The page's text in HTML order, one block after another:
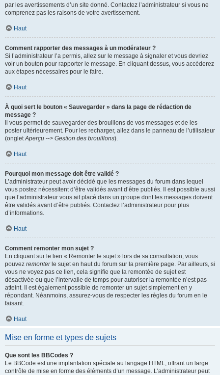
par les avertissements d’un site donné. Contactez l’administrateur si vous ne
comprenez pas les raisons de votre avertissement.
Haut
Comment rapporter des messages à un modérateur ?
Si l’administrateur l’a permis, allez sur le message à signaler et vous devriez
voir un bouton pour rapporter le message. En cliquant dessus, vous accéderez
aux étapes nécessaires pour le faire.
Haut
À quoi sert le bouton « Sauvegarder » dans la page de rédaction de
message ?
Il vous permet de sauvegarder des brouillons de vos messages et de les
poster ultérieurement. Pour les recharger, allez dans le panneau de l’utilisateur
(ongletAperçu --> Gestion des brouillons).
Haut
Pourquoi mon message doit être validé ?
L’administrateur peut avoir décidé que les messages du forum dans lequel
vous postez nécessitent d’être validés avant d’être publiés. Il est possible aussi
que l’administrateur vous ait placé dans un groupe dont les messages doivent
être validés avant d’être publiés. Contactez l’administrateur pour plus
d’informations.
Haut
Comment remonter mon sujet ?
En cliquant sur le lien « Remonter le sujet » lors de sa consultation, vous
pouvez remonterle sujet en haut du forum sur la première page. Par ailleurs, si
vous ne voyez pas ce lien, cela signifie que la remontée de sujet est
désactivée ou que l’intervalle de temps pour autoriser la remontée n’est pas
atteint. Il est également possible de remonter un sujet simplement en y
répondant. Néanmoins, assurez-vous de respecter les règles du forum en le
faisant.
Haut
Mise en forme et types de sujets
Que sont les BBCodes ?
Le BBCode est une implantation spéciale au langage HTML, offrant un large
contrôle de mise en forme des éléments d’un message. L’administrateur peut